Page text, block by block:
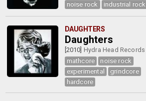
noise rock
industrial rock
DAUGHTERS
Daughters
[2010] Hydra Head Records
mathcore
noise rock
experimental
grindcore
hardcore